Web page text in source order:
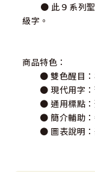
● 此９系列聖
級字。
商品特色：
● 雙色醒目：標
● 現代用字：舊
● 通用標點：聖
● 簡介輔助：每
● 圖表說明：部